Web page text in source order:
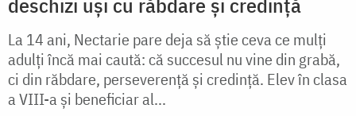
La 14 ani, Nectarie pare deja să știe ceva ce mulți
adulți încă mai caută: că succesul nu vine din grabă,
ci din răbdare, perseverență și credință. Elev în clasa
a VIII-a și beneficiar al...